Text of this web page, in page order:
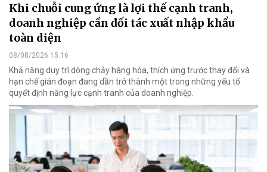
Khi chuỗi cung ứng là lợi thế cạnh tranh,
doanh nghiệp cần đối tác xuất nhập khẩu
toàn diện
08/08/2026 15:16
Khả năng duy trì dòng chảy hàng hóa, thích ứng trước thay đổi và
hạn chế gián đoạn đang dần trở thành một trong những yếu tố
quyết định năng lực cạnh tranh của doanh nghiệp.